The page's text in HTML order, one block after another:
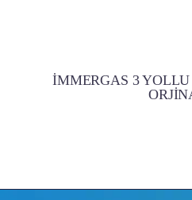
İMMERGAS 3